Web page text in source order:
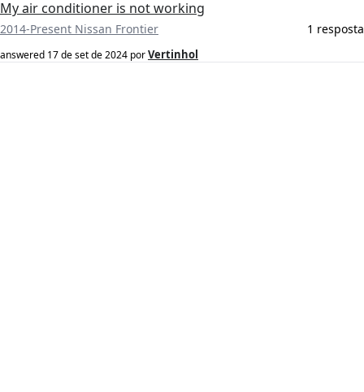
My air conditioner is not working
2014-Present Nissan Frontier 1 resposta
answered 17 de set de 2024 porVertinhol